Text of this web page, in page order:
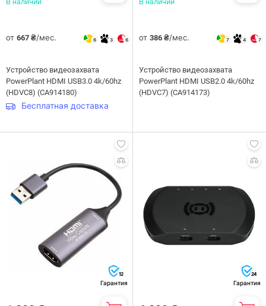
от 667 ₴/мес. 6 3 6
Устройство видеозахвата
PowerPlant HDMI USB3.0 4k/60hz
(HDVC8) (CA914180)
Бесплатная доставка
от 386 ₴/мес. 7 4 7
Устройство видеозахвата
PowerPlant HDMI USB2.0 4k/60hz
(HDVC7) (CA914173)
12
Гарантия
24
Гарантия